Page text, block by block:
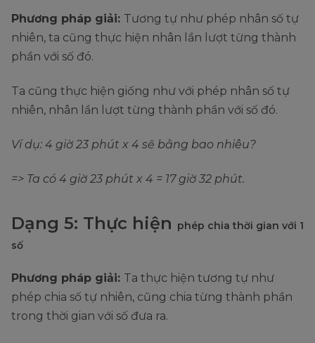
Phương pháp giải: Tương tự như phép nhân số tự
nhiên, ta cũng thực hiện nhân lần lượt từng thành
phần với số đó.
Ta cũng thực hiện giống như với phép nhân số tự
nhiên, nhân lần lượt từng thành phần với số đó.
Ví dụ: 4 giờ 23 phút x 4 sẽ bằng bao nhiêu?
=> Ta có 4 giờ 23 phút x 4 = 17 giờ 32 phút.
Dạng 5: Thực hiện phép chia thời gian với 1
số
Phương pháp giải: Ta thực hiện tương tự như
phép chia số tự nhiên, cũng chia từng thành phần
trong thời gian với số đưa ra.